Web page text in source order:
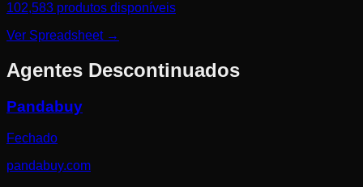
102,583 produtos disponíveis
Ver Spreadsheet→
Agentes Descontinuados
Pandabuy
Fechado
pandabuy.com